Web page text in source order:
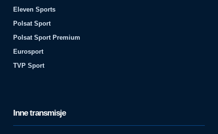
Eleven Sports
Polsat Sport
Polsat Sport Premium
Eurosport
TVP Sport
Inne transmisje